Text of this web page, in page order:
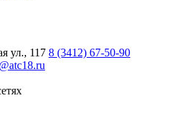
ул., 117 8 (3412) 67-50-90